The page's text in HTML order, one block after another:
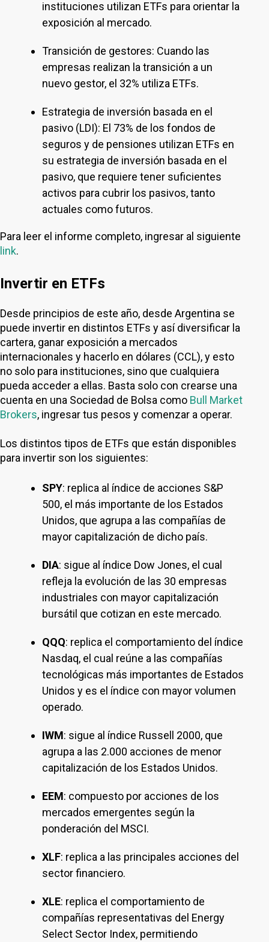
instituciones utilizan ETFs para orientar la
exposición al mercado.
Transición de gestores: Cuando las
empresas realizan la transición a un
nuevo gestor, el 32% utiliza ETFs.
Estrategia de inversión basada en el
pasivo (LDI): El 73% de los fondos de
seguros y de pensiones utilizan ETFs en
su estrategia de inversión basada en el
pasivo, que requiere tener suficientes
activos para cubrir los pasivos, tanto
actuales como futuros.
Para leer el informe completo, ingresar al siguiente
link.
Invertir en ETFs
Desde principios de este año, desde Argentina se
puede invertir en distintos ETFs y así diversificar la
cartera, ganar exposición a mercados
internacionales y hacerlo en dólares (CCL), y esto
no solo para instituciones, sino que cualquiera
pueda acceder a ellas. Basta solo con crearse una
cuenta en una Sociedad de Bolsa como Bull Market
Brokers, ingresar tus pesos y comenzar a operar.
Los distintos tipos de ETFs que están disponibles
para invertir son los siguientes:
SPY: replica al índice de acciones S&P
500, el más importante de los Estados
Unidos, que agrupa a las compañías de
mayor capitalización de dicho país.
DIA: sigue al índice Dow Jones, el cual
refleja la evolución de las 30 empresas
industriales con mayor capitalización
bursátil que cotizan en este mercado.
QQQ: replica el comportamiento del índice
Nasdaq, el cual reúne a las compañías
tecnológicas más importantes de Estados
Unidos y es el índice con mayor volumen
operado.
IWM: sigue al índice Russell 2000, que
agrupa a las 2.000 acciones de menor
capitalización de los Estados Unidos.
EEM: compuesto por acciones de los
mercados emergentes según la
ponderación del MSCI.
XLF: replica a las principales acciones del
sector financiero.
XLE: replica el comportamiento de
compañías representativas del Energy
Select Sector Index, permitiendo